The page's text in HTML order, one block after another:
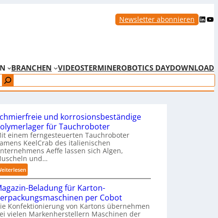
Newsletter abonnieren LinkedIn YouTube
BRANCHEN VIDEOSTERMINEROBOTICS DAYDOWNLOAD
und korrosionsbeständige
für Tauchroboter
einem ferngesteuerten Tauchroboter
KeelCrab des italienischen
Aeffe lassen sich Algen,
und…
:
S
c
h
m
i
Beladung für Karton-
per Cobot
Konfektionierung von Kartons übernehmen
vielen Markenherstellern Maschinen der